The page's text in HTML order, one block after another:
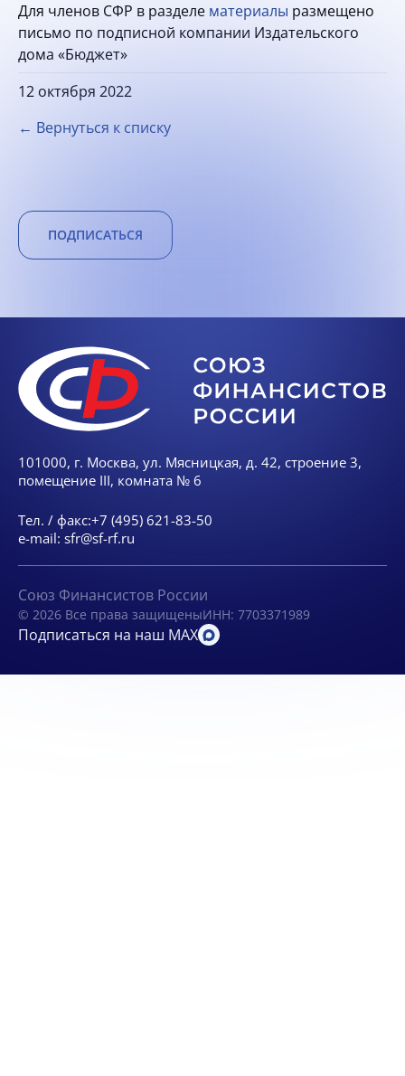
Для членов СФР в разделе материалы размещено
письмо по подписной компании Издательского
дома «Бюджет»
12 октября 2022
← Вернуться к списку
ПОДПИСАТЬСЯ
101000, г. Москва, ул. Мясницкая, д. 42, строение 3,
помещение III, комната № 6
Тел. / факс:+7 (495) 621-83-50
e-mail: sfr@sf-rf.ru
Союз Финансистов России
© 2026 Все права защищеныИНН: 7703371989
Подписаться на наш MAX